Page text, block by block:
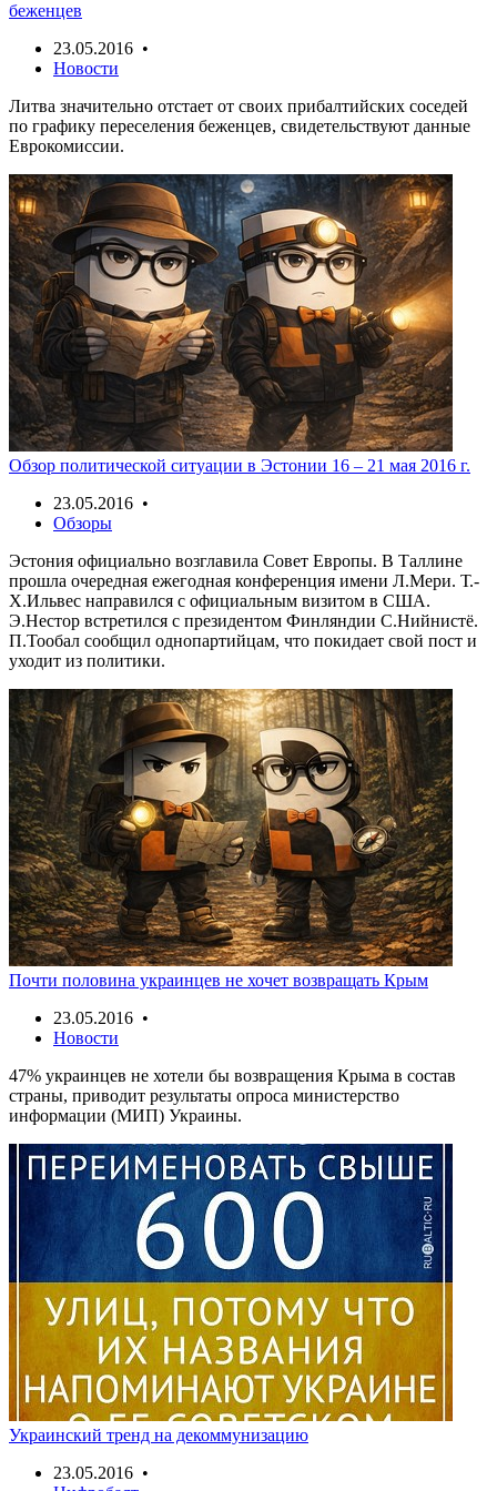
беженцев
23.05.2016 •
Новости
Литва значительно отстает от своих прибалтийских соседей
по графику переселения беженцев, свидетельствуют данные
Еврокомиссии.
Обзор политической ситуации в Эстонии 16 – 21 мая 2016 г.
23.05.2016 •
Обзоры
Эстония официально возглавила Совет Европы. В Таллине
прошла очередная ежегодная конференция имени Л.Мери. Т.-
Х.Ильвес направился с официальным визитом в США.
Э.Нестор встретился с президентом Финляндии С.Нийнистё.
П.Тообал сообщил однопартийцам, что покидает свой пост и
уходит из политики.
Почти половина украинцев не хочет возвращать Крым
23.05.2016 •
Новости
47% украинцев не хотели бы возвращения Крыма в состав
страны, приводит результаты опроса министерство
информации (МИП) Украины.
Украинский тренд на декоммунизацию
23.05.2016 •